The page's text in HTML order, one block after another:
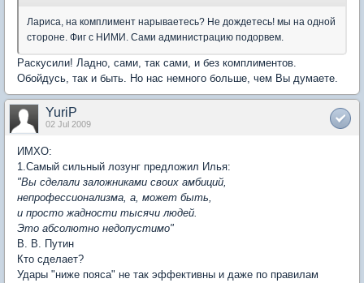
Лариса, на комплимент нарываетесь? Не дождетесь! мы на одной
стороне. Фиг с НИМИ. Сами администрацию подорвем.
Раскусили! Ладно, сами, так сами, и без комплиментов.
Обойдусь, так и быть. Но нас немного больше, чем Вы думаете.
YuriP
02 Jul 2009
ИМХО:
1.Самый сильный лозунг предложил Илья:
"Вы сделали заложниками своих амбиций,
непрофессионализма, а, может быть,
и просто жадности тысячи людей.
Это абсолютно недопустимо"
В. В. Путин
Кто сделает?
Удары "ниже пояса" не так эффективны и даже по правилам